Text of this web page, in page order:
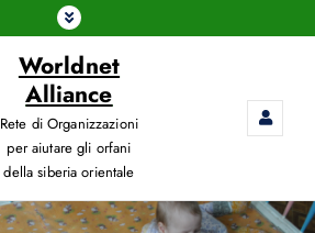
Worldnet
Alliance
Rete di Organizzazioni
per aiutare gli orfani
della siberia orientale